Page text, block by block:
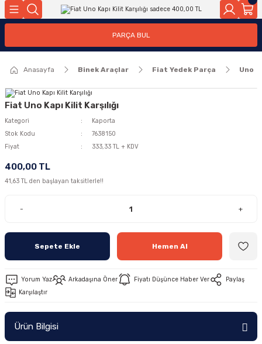
Geri Dön
Geri Dön
PARÇA BUL
Anasayfa Binek Araçlar Fiat Yedek Parça Uno
Fiat Uno Kapı Kilit Karşılığı
Kategori
Kaporta
Stok Kodu
7638150
Fiyat
333,33 TL + KDV
400,00 TL
41,63 TL den başlayan taksitlerle!!
- +
Sepete Ekle Hemen Al
Yorum Yaz Arkadaşına Öner Fiyatı Düşünce Haber Ver
Paylaş
Karşılaştır
Ürün Bilgisi